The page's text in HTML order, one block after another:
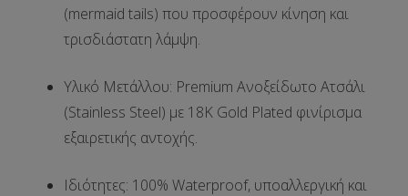
(mermaid tails) που προσφέρουν κίνηση και
τρισδιάστατη λάμψη.
Υλικό Μετάλλου: Premium Ανοξείδωτο Ατσάλι
(Stainless Steel) με 18K Gold Plated φινίρισμα
εξαιρετικής αντοχής.
Ιδιότητες: 100% Waterproof, υποαλλεργική και